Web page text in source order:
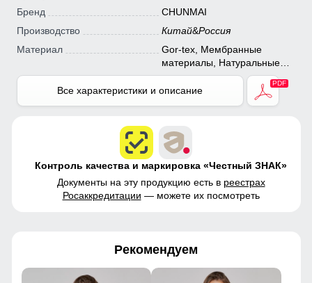
Бренд
CHUNMAI
Производство
Китай&Россия
Материал
Gor-tex, Мембранные
материалы, Натуральные
материалы, Полиэстер,
Плащевка, Тефлон,
Экологичные материалы
Все характеристики и описание
Контроль качества и маркировка «Честный ЗНАК»
Документы на эту продукцию есть в реестрах
Росаккредитации — можете их посмотреть
Рекомендуем